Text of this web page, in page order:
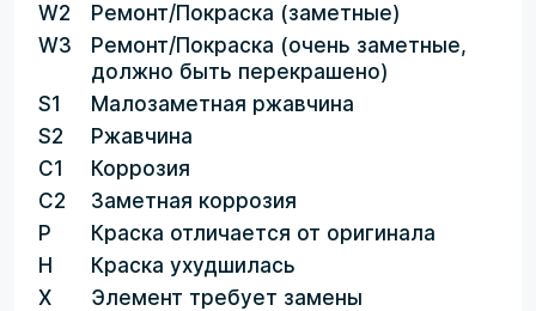
W2
Ремонт/Покраска (заметные)
W3
Ремонт/Покраска (очень заметные,
должно быть перекрашено)
S1
Малозаметная ржавчина
S2
Ржавчина
C1
Коррозия
C2
Заметная коррозия
P
Краска отличается от оригинала
H
Краска ухудшилась
X
Элемент требует замены